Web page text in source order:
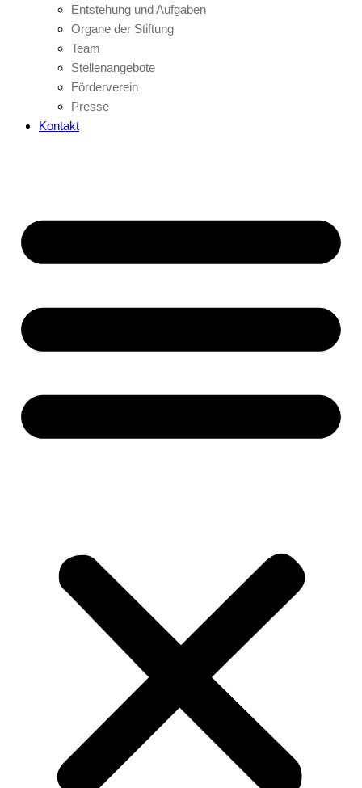
Entstehung und Aufgaben
Organe der Stiftung
Team
Stellenangebote
Förderverein
Presse
Kontakt